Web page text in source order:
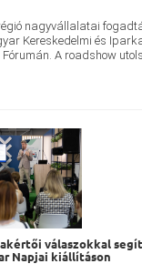
nagyvállalatai
Kereskedelmi és
A roadshow
válaszokkal
Napjai kiállításon